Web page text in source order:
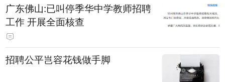
广东佛山:已叫停季华中学教师招聘
工作 开展全面核查
招聘公平岂容花钱做手脚